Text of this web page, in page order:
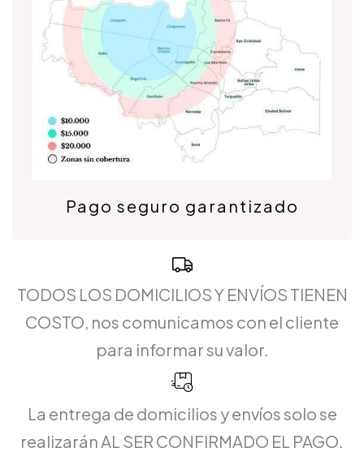
Pago seguro garantizado
TODOS LOS DOMICILIOS Y ENVÍOS TIENEN
COSTO, nos comunicamos con el cliente
para informar su valor.
La entrega de domicilios y envíos solo se
realizarán AL SER CONFIRMADO EL PAGO.